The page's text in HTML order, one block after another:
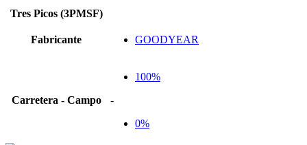
Tres Picos (3PMSF)
Fabricante GOODYEAR
Carretera - Campo
100%
-
0%